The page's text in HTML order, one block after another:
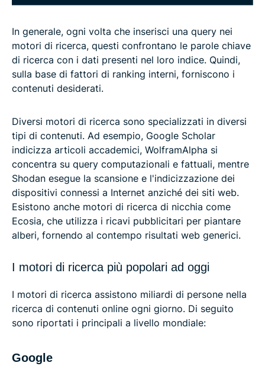
In generale, ogni volta che inserisci una query nei
motori di ricerca, questi confrontano le parole chiave
di ricerca con i dati presenti nel loro indice. Quindi,
sulla base di fattori di ranking interni, forniscono i
contenuti desiderati.
Diversi motori di ricerca sono specializzati in diversi
tipi di contenuti. Ad esempio, Google Scholar
indicizza articoli accademici, WolframAlpha si
concentra su query computazionali e fattuali, mentre
Shodan esegue la scansione e l'indicizzazione dei
dispositivi connessi a Internet anziché dei siti web.
Esistono anche motori di ricerca di nicchia come
Ecosia, che utilizza i ricavi pubblicitari per piantare
alberi, fornendo al contempo risultati web generici.
I motori di ricerca più popolari ad oggi
I motori di ricerca assistono miliardi di persone nella
ricerca di contenuti online ogni giorno. Di seguito
sono riportati i principali a livello mondiale:
Google